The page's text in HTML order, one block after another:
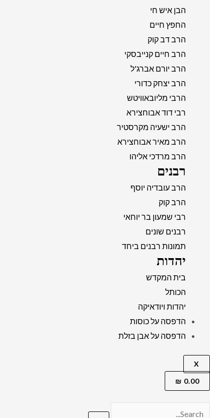
הבן איש חי
החפץ חיים
הרב דב קוק
הרב חיים קנייבסקי
הרב יורם אברג'ל
הרב יצחק כדורי
הרבי מליובאוויטש
רבי דוד אבוחצירא
הרב ישעיה מקרסטיר
הרב מאיר אבוחצירא
הרב מרדכי אליהו
רבנים
הרב עובדיה יוסף
הרב קוק
רבי שמעון בר יוחאי
רבנים שונים
תמונות רבנים ביחד
יהדות
בית המקדש
הכותל
יהדות ויודאיקה
הדפסה על כוסות
הדפסה על אבן בזלת
X
0.00
₪